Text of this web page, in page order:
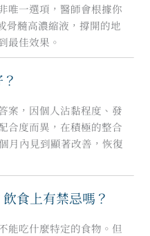
唯一選項，醫師會根據你
骨髓高濃縮液，撐開的地
最佳效果。
案，因個人沾黏程度、發
合度而異，在積極的整合
月內見到顯著改善，恢復
食上有禁忌嗎？
能吃什麼特定的食物。但